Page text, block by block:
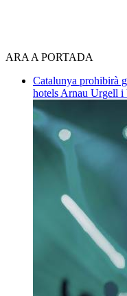
ARA A PORTADA
Catalunya prohibirà
hotels Arnau Urgell i